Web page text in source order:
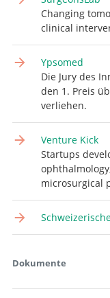
Changing
clinical
Ypsomed
Die Jury des
den 1. Preis
verliehen.
Venture Kick
Startups
microsurgical
Dokumente